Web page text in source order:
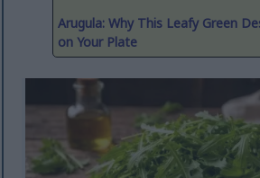
Arugula: Why This Leafy Green
on Your Plate